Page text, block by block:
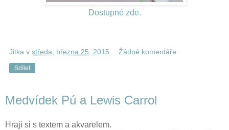
Dostupné zde.
Jitka v středa, března 25, 2015 Žádné komentáře:
Sdílet
Medvídek Pú a Lewis Carrol
Hraji si s textem a akvarelem.